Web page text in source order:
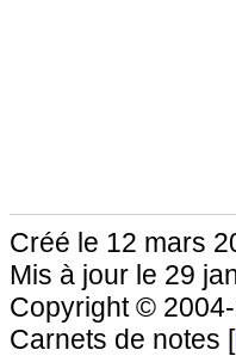
Créé le 12 mars
Mis à jour le 29
Copyright ©
Carnets de notes [